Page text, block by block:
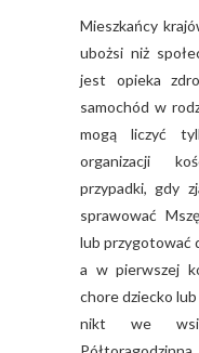
Mieszkańcy
ubożsi niż
jest opieka
samochód w
mogą liczyć
organizacji
przypadki, gdy
sprawować
lub przygotować
a w pierwszej
chore dziecko
nikt we wsi